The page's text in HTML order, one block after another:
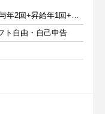
月給29.2～30.2万円+賞与年2回+昇給年1回+交通費全額
ト自由・自己申告